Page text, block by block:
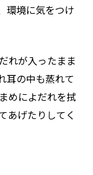
環境に気をつけ
れが入ったまま
耳の中も蒸れて
めによだれを拭
あげたりしてく